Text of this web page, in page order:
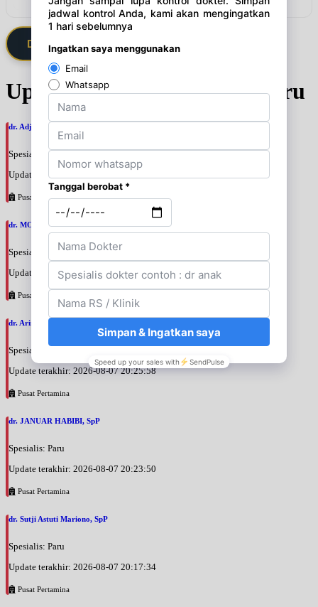
Daftarkan Saya via Member VIP
Update Jadwal Dokter terbaru
dr. Adji Suprajitno, SpPD
Spesialis: Penyakit Dalam
Update terakhir: 2026-08-07 20:37:59
Pusat Pertamina
dr. MOCHAMAD PASHA, SpPD
Spesialis: Penyakit Dalam
Update terakhir: 2026-08-07 20:35:45
Pusat Pertamina
dr. Arini Purwono, SpP
Spesialis: Paru
Update terakhir: 2026-08-07 20:25:58
Pusat Pertamina
dr. JANUAR HABIBI, SpP
Spesialis: Paru
Update terakhir: 2026-08-07 20:23:50
Pusat Pertamina
dr. Sutji Astuti Mariono, SpP
Spesialis: Paru
Update terakhir: 2026-08-07 20:17:34
Pusat Pertamina